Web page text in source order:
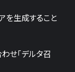
を生成すること
せ「デルタ召